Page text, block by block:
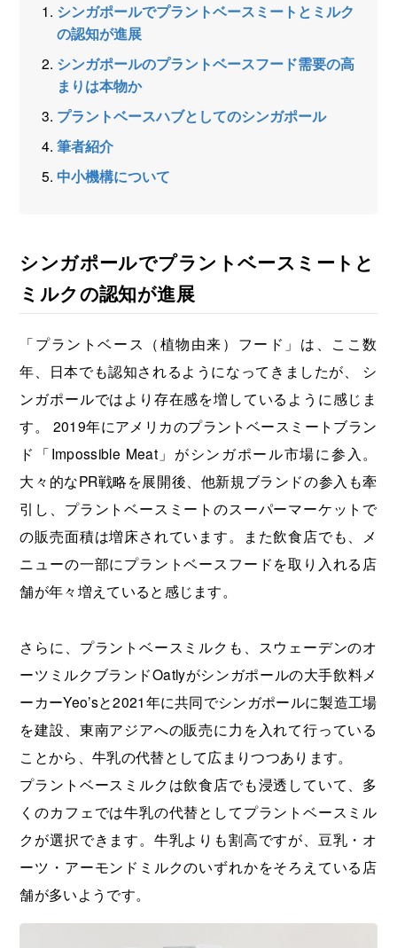
シンガポールでプラントベースミートとミルク
の認知が進展
シンガポールのプラントベースフード需要の高
まりは本物か
プラントベースハブとしてのシンガポール
筆者紹介
中小機構について
シンガポールでプラントベースミートと
ミルクの認知が進展
「プラントベース（植物由来）フード」は、ここ数
年、日本でも認知されるようになってきましたが、 シ
ンガポールではより存在感を増しているように感じま
す。 2019年にアメリカのプラントベースミートブラン
ド「Impossible Meat」がシンガポール市場に参入。
大々的なPR戦略を展開後、他新規ブランドの参入も牽
引し、プラントベースミートのスーパーマーケットで
の販売面積は増床されています。また飲食店でも、メ
ニューの一部にプラントベースフードを取り入れる店
舗が年々増えていると感じます。
さらに、プラントベースミルクも、スウェーデンのオ
ーツミルクブランドOatlyがシンガポールの大手飲料メ
ーカーYeo’sと2021年に共同でシンガポールに製造工場
を建設、東南アジアへの販売に力を入れて行っている
ことから、牛乳の代替として広まりつつあります。
プラントベースミルクは飲食店でも浸透していて、多
くのカフェでは牛乳の代替としてプラントベースミル
クが選択できます。牛乳よりも割高ですが、豆乳・オ
ーツ・アーモンドミルクのいずれかをそろえている店
舗が多いようです。